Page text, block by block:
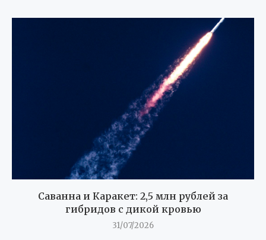
Саванна и Каракет: 2,5 млн рублей за
гибридов с дикой кровью
31/07/2026